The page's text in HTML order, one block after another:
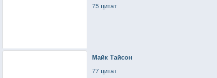
75 цитат
Майк Тайсон
77 цитат